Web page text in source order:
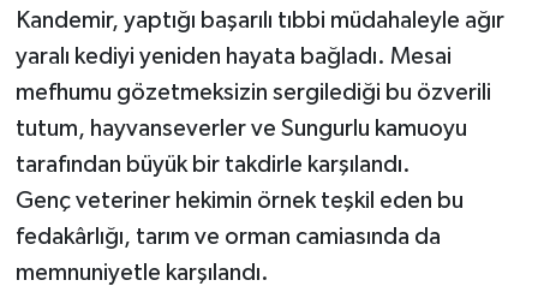
Kandemir, yaptığı başarılı tıbbi müdahaleyle ağır
yaralı kediyi yeniden hayata bağladı. Mesai
mefhumu gözetmeksizin sergilediği bu özverili
tutum, hayvanseverler ve Sungurlu kamuoyu
tarafından büyük bir takdirle karşılandı.
Genç veteriner hekimin örnek teşkil eden bu
fedakârlığı, tarım ve orman camiasında da
memnuniyetle karşılandı.